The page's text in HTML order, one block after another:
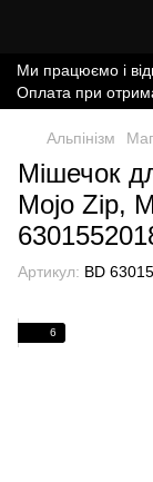
Ми працюємо і
Оплата при
Альпінізм
Мішечок
Mojo Zip,
Артикул: BD
6